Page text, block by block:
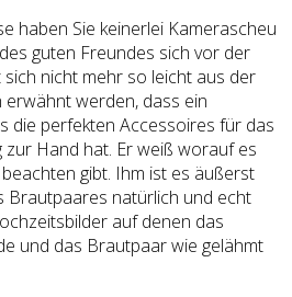
haben Sie keinerlei Kamerascheu
guten Freundes sich vor der
nicht mehr so leicht aus der
werden, dass ein
die perfekten Accessoires für das
Hand hat. Er weiß worauf es
gibt. Ihm ist es äußerst
Brautpaares natürlich und echt
auf denen das
und das Brautpaar wie gelähmt